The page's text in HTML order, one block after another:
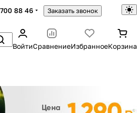
88 46 Заказать звонок
ВойтиСравнениеИзбранноеКорзина
Закрыть